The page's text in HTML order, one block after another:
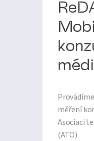
měření
Asociaci
(ATO).